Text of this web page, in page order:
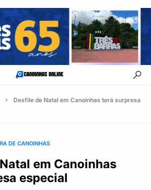
Desfile de Natal em Canoinhas terá surpresa
DE CANOINHAS
em Canoinhas
especial